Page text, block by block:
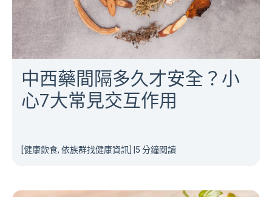
中西藥間隔多久才安全？小
心7大常見交互作用
[健康飲食, 依族群找健康資訊] 5 分鐘閱讀